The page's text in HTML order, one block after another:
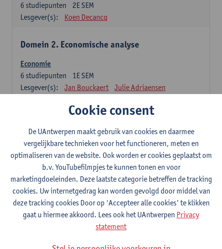
2E SEM
6 studiepunten
Lesgever(s):
Koen Decancq
Domein 2. Economische analyse
Economie
1E SEM
6 studiepunten
Lesgever(s):
Jan Bouckaert Julie Adriaensen
Domein 3. Bedrijfseconomie
Accountancy
1E/2E SEM
6studiepunten
Lesgever(s):
Tom Van Caneghem Christine Lippens
Domein 6. Kwantitatieve methoden
Beschrijvende statistiek en kansrekenen
2E SEM
3studiepunten
Stephan Van der Veeken
Cookie consent
De UAntwerpen maakt gebruik van cookies en daarmee
vergelijkbare technieken voor het functioneren, meten en
optimaliseren van de website. Ook worden er cookies geplaatst om
b.v. YouTubefilmpjes te kunnen tonen en voor
marketingdoeleinden. Deze laatste categorie betreffen de tracking
cookies. Uw internetgedrag kan worden gevolgd door middel van
deze tracking cookies Door op 'Accepteer alle cookies' te klikken
gaat u hiermee akkoord. Lees ook het UAntwerpen Privacy
statement